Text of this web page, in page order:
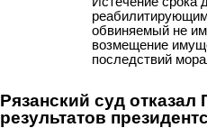
обвиняемый не
возмещение
последствий
Рязанский суд
результатов